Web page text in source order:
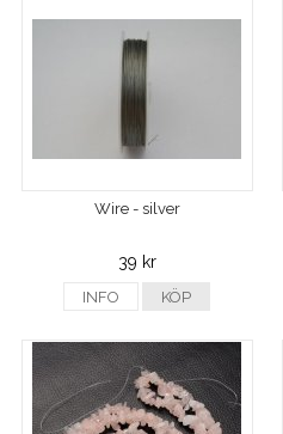
Wire - silver
39 kr
INFO KÖP